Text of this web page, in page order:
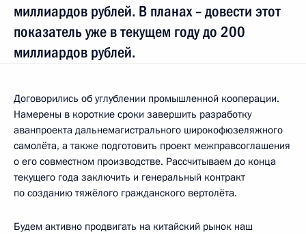
миллиардов рублей. В планах – довести этот
показатель уже в текущем году до 200
миллиардов рублей.
Договорились об углублении промышленной кооперации.
Намерены в короткие сроки завершить разработку
аванпроекта дальнемагистрального широкофюзеляжного
самолёта, а также подготовить проект межправсоглашения
о его совместном производстве. Рассчитываем до конца
текущего года заключить и генеральный контракт
по созданию тяжёлого гражданского вертолёта.
Будем активно продвигать на китайский рынок наш